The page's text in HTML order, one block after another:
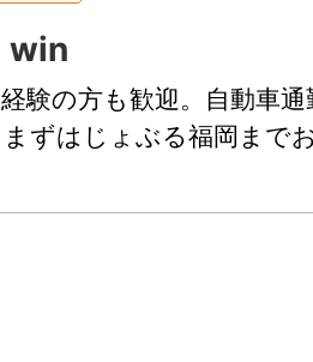
win
験の方も歓迎。自動車
ずはじょぶる福岡まで